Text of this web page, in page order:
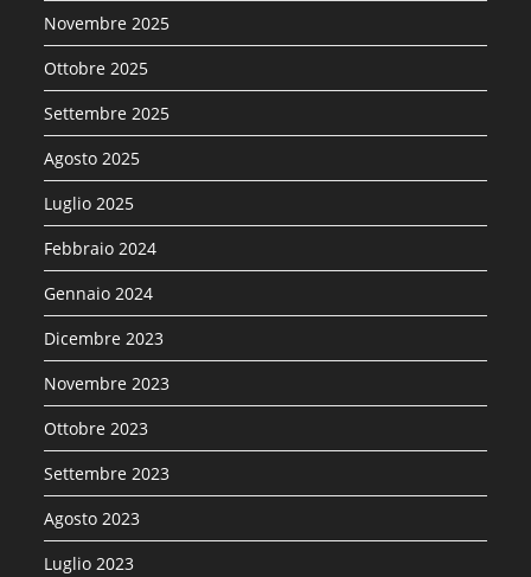
Novembre 2025
Ottobre 2025
Settembre 2025
Agosto 2025
Luglio 2025
Febbraio 2024
Gennaio 2024
Dicembre 2023
Novembre 2023
Ottobre 2023
Settembre 2023
Agosto 2023
Luglio 2023